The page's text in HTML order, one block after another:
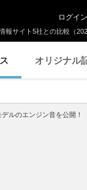
サイト5社との比較（
ログイン
オリジナル
ルのエンジン音を公開！